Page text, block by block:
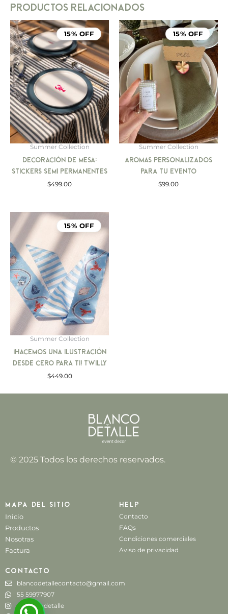
PRODUCTOS RELACIONADOS
15% OFF
Summer Collection
Decoración de Mesa:
Stickers Semi Permanentes
$499.00
15% OFF
Summer Collection
Aromas personalizados
para tu evento
$99.00
15% OFF
Summer Collection
¡Hacemos una ilustración
desde cero para ti! Twilly
$449.00
© 2025 Todos los derechos reservados.
Mapa del sitio
Inicio
Productos
Nosotras
Factura
Help
Contacto
FAQs
Condiciones comerciales
Aviso de privacidad
Contacto
blancodetallecontacto@gmail.com
55 59977907
@blancodetalle